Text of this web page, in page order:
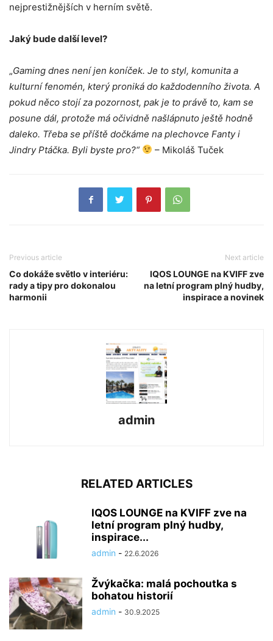
nejprestižnějších v herním světě.
Jaký bude další level?
„Gaming dnes není jen koníček. Je to styl, komunita a
kulturní fenomén, který proniká do každodenního života. A
pokud něco stojí za pozornost, pak je to právě to, kam se
posune dál, protože má očividně našlápnuto ještě hodně
daleko. Třeba se příště dočkáme na plechovce Fanty i
Jindry Ptáčka. Byli byste pro?“
– Mikoláš Tuček
Previous article
Co dokáže světlo v interiéru:
rady a tipy pro dokonalou
harmonii
Next article
IQOS LOUNGE na KVIFF zve
na letní program plný hudby,
inspirace a novinek
admin
RELATED ARTICLES
IQOS LOUNGE na KVIFF zve na
letní program plný hudby,
inspirace...
admin - 22.6.2026
Žvýkačka: malá pochoutka s
bohatou historií
admin - 30.9.2025